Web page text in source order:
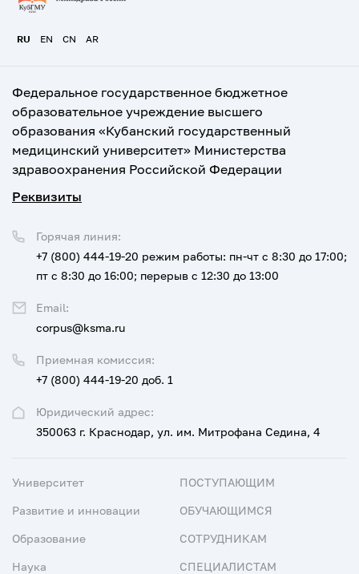
RU EN CN AR
Федеральное государственное бюджетное
образовательное учреждение высшего
образования «Кубанский государственный
медицинский университет» Министерства
здравоохранения Российской Федерации
Реквизиты
Юридический адрес:
350063 г. Краснодар, ул. им. Митрофана Седина, 4
Приемная комиссия:
+7 (800) 444-19-20 доб. 1
Горячая линия:
+7 (800) 444-19-20 режим работы: пн-чт с 8:30 до 17:00;
пт с 8:30 до 16:00; перерыв с 12:30 до 13:00
Email:
corpus@ksma.ru
Университет
Развитие и инновации
Образование
Наука
ПОСТУПАЮЩИМ
ОБУЧАЮЩИМСЯ
СОТРУДНИКАМ
СПЕЦИАЛИСТАМ